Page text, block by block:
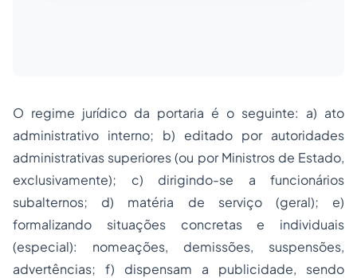
O regime jurídico da portaria é o seguinte: a) ato
administrativo interno; b) editado por autoridades
administrativas superiores (ou por Ministros de Estado,
exclusivamente); c) dirigindo-se a funcionários
subalternos; d) matéria de serviço (geral); e)
formalizando situações concretas e individuais
(especial): nomeações, demissões, suspensões,
advertências; f) dispensam a publicidade, sendo